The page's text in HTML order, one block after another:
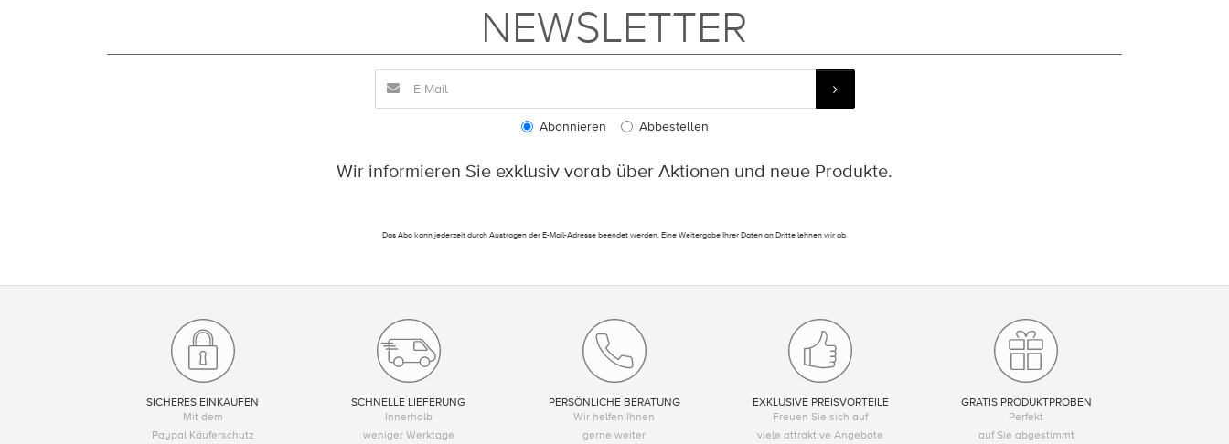
NEWSLETTER
Abonnieren Abbestellen
Wir informieren Sie exklusiv vorab über Aktionen und neue Produkte.
Das Abo kann jederzeit durch Austragen der E-Mail-Adresse beendet werden. Eine Weitergabe Ihrer Daten an Dritte lehnen wir ab.
SICHERES EINKAUFEN
Mit dem
Paypal Käuferschutz
SCHNELLE LIEFERUNG
Innerhalb
weniger Werktage
PERSÖNLICHE BERATUNG
Wir helfen Ihnen
gerne weiter
EXKLUSIVE PREISVORTEILE
Freuen Sie sich auf
viele attraktive Angebote
GRATIS PRODUKTPROBEN
Perfekt
auf Sie abgestimmt